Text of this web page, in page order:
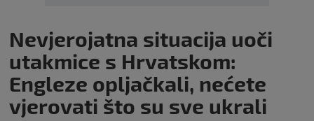
Nevjerojatna situacija uoči
utakmice s Hrvatskom:
Engleze opljačkali, nećete
vjerovati što su sve ukrali